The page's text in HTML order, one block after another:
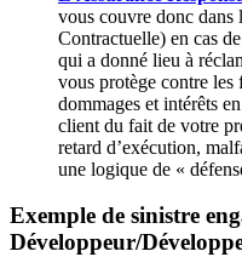
vous couvre donc dans
Contractuelle) en cas
qui a donné lieu à
vous protège contre les
dommages et intérêts
client du fait de votre
retard d’exécution,
une logique de «
Exemple de sinistre
Développeur/